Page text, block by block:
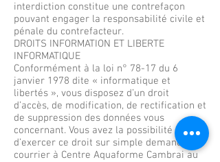
interdiction constitue une contrefaçon
pouvant engager la responsabilité civile et
pénale du contrefacteur.
DROITS INFORMATION ET LIBERTE
INFORMATIQUE
Conformément à la loi n° 78-17 du 6
janvier 1978 dite « informatique et
libertés », vous disposez d’un droit
d’accès, de modification, de rectification et
de suppression des données vous
concernant. Vous avez la possibilité
d’exercer ce droit sur simple demande par
courrier à Centre Aquaforme Cambrai au